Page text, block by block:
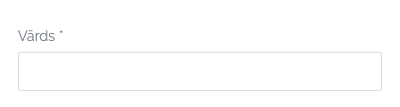
Vārds *